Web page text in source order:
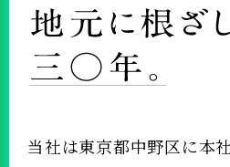
当社は東京都中野区に本社